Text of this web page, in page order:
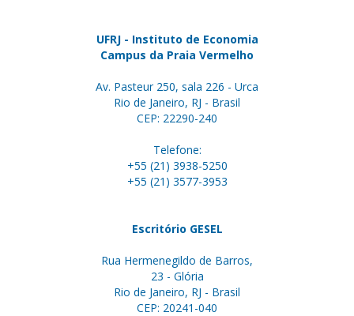
UFRJ - Instituto de Economia
Campus da Praia Vermelho
Av. Pasteur 250, sala 226 - Urca
Rio de Janeiro, RJ - Brasil
CEP: 22290-240
Telefone:
+55 (21) 3938-5250
+55 (21) 3577-3953
Escritório GESEL
Rua Hermenegildo de Barros,
23 - Glória
Rio de Janeiro, RJ - Brasil
CEP: 20241-040